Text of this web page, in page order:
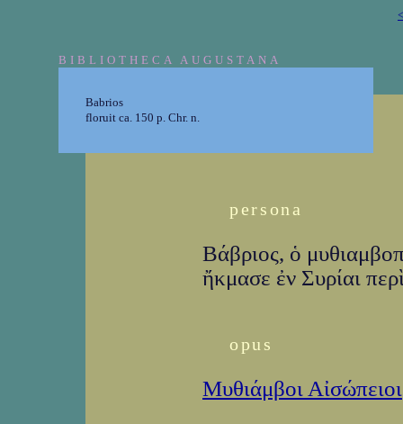
BIBLIOTHECA AUGUSTANA
Babrios
floruit ca. 150 p. Chr. n.
persona
Βάβριος, ὁ
ἤκμασε ἐν Συρίαι
opus
Μυθιάμβοι Αἰσώπειοι